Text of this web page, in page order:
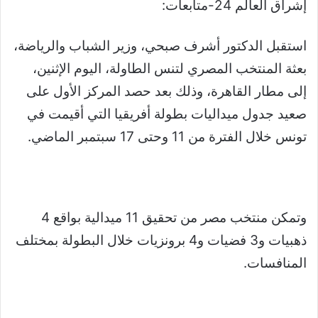
إشراق العالم 24-متابعات:
استقبل الدكتور أشرف صبحي، وزير الشباب والرياضة،
بعثة المنتخب المصري لتنس الطاولة، اليوم الإثنين،
إلى مطار القاهرة، وذلك بعد حصد المركز الأول على
صعيد جدول ميداليات بطولة أفريقيا التي أقيمت في
تونس خلال الفترة من 11 وحتى 17 سبتمبر الماضي.
وتمكن منتخب مصر من تحقيق 11 ميدالية بواقع 4
ذهبيات و3 فضيات و4 برونزيات خلال البطولة بمختلف
المنافسات.